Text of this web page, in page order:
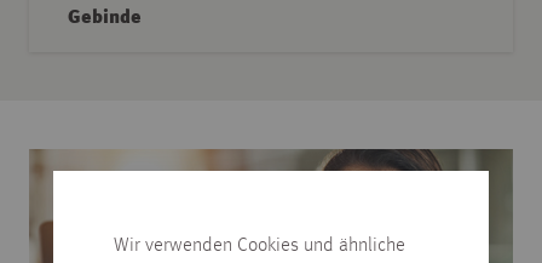
Wir verwenden Cookies und ähnliche
Gebinde